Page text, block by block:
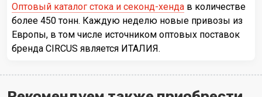
Оптовый каталог стока и секонд-хенда в количестве
более 450 тонн. Каждую неделю новые привозы из
Европы, в том числе источником оптовых поставок
бренда CIRCUS является ИТАЛИЯ.